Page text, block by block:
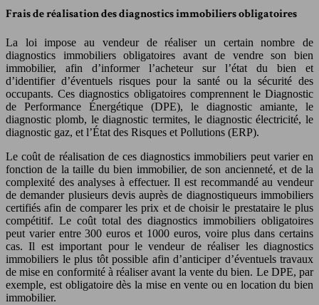
Frais de réalisation des diagnostics immobiliers obligatoires
La loi impose au vendeur de réaliser un certain nombre de
diagnostics immobiliers obligatoires avant de vendre son bien
immobilier, afin d’informer l’acheteur sur l’état du bien et
d’identifier d’éventuels risques pour la santé ou la sécurité des
occupants. Ces diagnostics obligatoires comprennent le Diagnostic
de Performance Énergétique (DPE), le diagnostic amiante, le
diagnostic plomb, le diagnostic termites, le diagnostic électricité, le
diagnostic gaz, et l’État des Risques et Pollutions (ERP).
Le coût de réalisation de ces diagnostics immobiliers peut varier en
fonction de la taille du bien immobilier, de son ancienneté, et de la
complexité des analyses à effectuer. Il est recommandé au vendeur
de demander plusieurs devis auprès de diagnostiqueurs immobiliers
certifiés afin de comparer les prix et de choisir le prestataire le plus
compétitif. Le coût total des diagnostics immobiliers obligatoires
peut varier entre 300 euros et 1000 euros, voire plus dans certains
cas. Il est important pour le vendeur de réaliser les diagnostics
immobiliers le plus tôt possible afin d’anticiper d’éventuels travaux
de mise en conformité à réaliser avant la vente du bien. Le DPE, par
exemple, est obligatoire dès la mise en vente ou en location du bien
immobilier.